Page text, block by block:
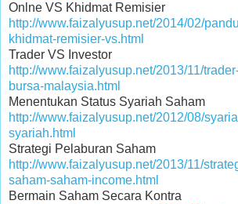
Onlne VS Khidmat Remisier
http://www.faizalyusup.net/2014/02/
khidmat-remisier-vs.html
Trader VS Investor
http://www.faizalyusup.net/2013/11/
bursa-malaysia.html
Menentukan Status Syariah Saham
http://www.faizalyusup.net/2012/08/
syariah.html
Strategi Pelaburan Saham
http://www.faizalyusup.net/2013/11/
saham-saham-income.html
Bermain Saham Secara Kontra